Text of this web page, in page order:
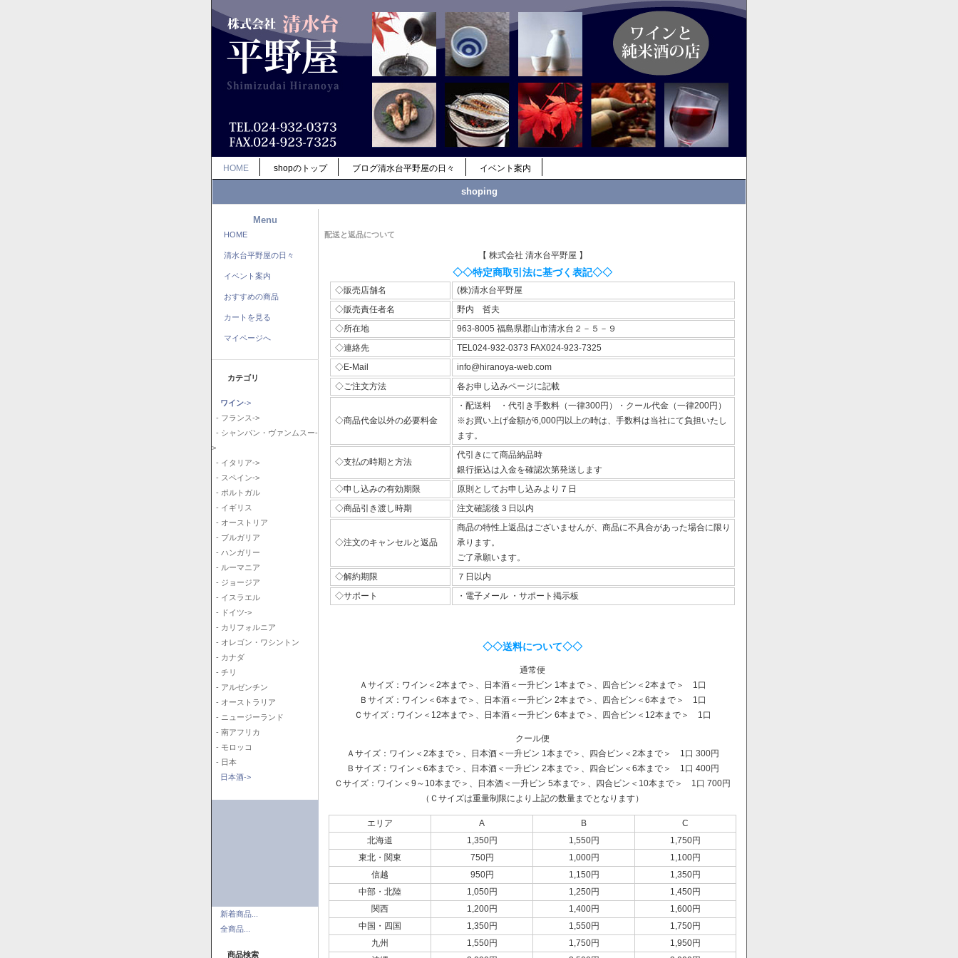
HOME shopのトップ ブログ清水台平野屋の日々 イベント案内
shoping
Menu
HOME
清水台平野屋の日々
イベント案内
おすすめの商品
カートを見る
マイページへ
カテゴリ
ワイン->
- フランス->
- シャンパン・ヴァンムスー-
>
- イタリア->
- スペイン->
- ポルトガル
- イギリス
- オーストリア
- ブルガリア
- ハンガリー
- ルーマニア
- ジョージア
- イスラエル
- ドイツ->
- カリフォルニア
- オレゴン・ワシントン
- カナダ
- チリ
- アルゼンチン
- オーストラリア
- ニュージーランド
- 南アフリカ
- モロッコ
- 日本
日本酒->
新着商品...
全商品...
商品検索
配送と返品について
【 株式会社 清水台平野屋 】
◇◇特定商取引法に基づく表記◇◇
◇販売店舗名
(株)清水台平野屋
◇販売責任者名
野内 哲夫
◇所在地
963-8005 福島県郡山市清水台２－５－９
◇連絡先
TEL024-932-0373 FAX024-923-7325
◇E-Mail
info@hiranoya-web.com
◇ご注文方法
各お申し込みページに記載
◇商品代金以外の必要料金
・配送料 ・代引き手数料（一律300円）・クール代金（一律200円）
※お買い上げ金額が6,000円以上の時は、手数料は当社にて負担いたし
ます。
◇支払の時期と方法
代引きにて商品納品時
銀行振込は入金を確認次第発送します
◇申し込みの有効期限
原則としてお申し込みより７日
◇商品引き渡し時期
注文確認後３日以内
◇注文のキャンセルと返品
商品の特性上返品はございませんが、商品に不具合があった場合に限り
承ります。
ご了承願います。
◇解約期限
７日以内
◇サポート
・電子メール ・サポート掲示板
◇◇送料について◇◇
通常便
Ａサイズ：ワイン＜2本まで＞、日本酒＜一升ビン 1本まで＞、四合ビン＜2本まで＞ 1口
Ｂサイズ：ワイン＜6本まで＞、日本酒＜一升ビン 2本まで＞、四合ビン＜6本まで＞ 1口
Ｃサイズ：ワイン＜12本まで＞、日本酒＜一升ビン 6本まで＞、四合ビン＜12本まで＞ 1口
クール便
Ａサイズ：ワイン＜2本まで＞、日本酒＜一升ビン 1本まで＞、四合ビン＜2本まで＞ 1口 300円
Ｂサイズ：ワイン＜6本まで＞、日本酒＜一升ビン 2本まで＞、四合ビン＜6本まで＞ 1口 400円
Ｃサイズ：ワイン＜9～10本まで＞、日本酒＜一升ビン 5本まで＞、四合ビン＜10本まで＞ 1口 700円
（Ｃサイズは重量制限により上記の数量までとなります）
エリア A B
C
北海道
1,350円 1,550円
1,750円
東北・関東
750円 1,000円
1,100円
信越
950円 1,150円
1,350円
中部・北陸
1,050円 1,250円
1,450円
関西
1,200円 1,400円
1,600円
中国・四国
1,350円 1,550円
1,750円
九州
1,550円 1,750円
1,950円